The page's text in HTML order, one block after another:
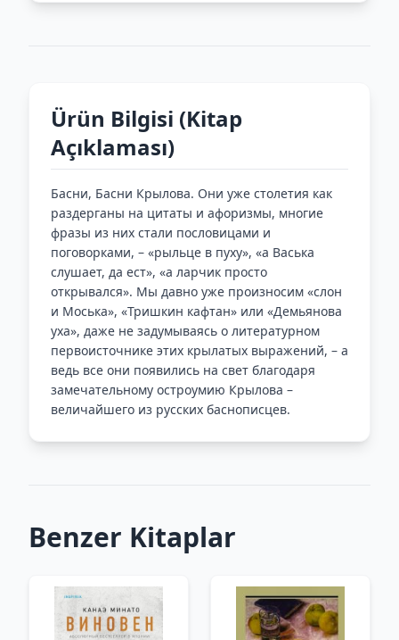
Ürün Bilgisi (Kitap
Açıklaması)
Басни, Басни Крылова. Они уже столетия как
раздерганы на цитаты и афоризмы, многие
фразы из них стали пословицами и
поговорками, – «рыльце в пуху», «а Васька
слушает, да ест», «а ларчик просто
открывался». Мы давно уже произносим «слон
и Моська», «Тришкин кафтан» или «Демьянова
уха», даже не задумываясь о литературном
первоисточнике этих крылатых выражений, – а
ведь все они появились на свет благодаря
замечательному остроумию Крылова –
величайшего из русских баснописцев.
Benzer Kitaplar